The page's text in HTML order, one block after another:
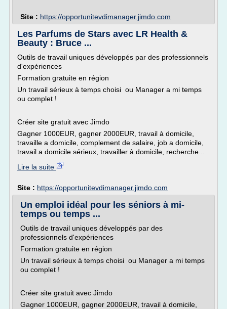
Site : https://opportunitevdimanager.jimdo.com
Les Parfums de Stars avec LR Health &
Beauty : Bruce ...
Outils de travail uniques développés par des professionnels
d'expériences
Formation gratuite en région
Un travail sérieux à temps choisi ou Manager a mi temps
ou complet !
Créer site gratuit avec Jimdo
Gagner 1000EUR, gagner 2000EUR, travail à domicile,
travaille a domicile, complement de salaire, job a domicile,
travail a domicile sérieux, travailler à domicile, recherche...
Lire la suite
Site : https://opportunitevdimanager.jimdo.com
Un emploi idéal pour les séniors à mi-
temps ou temps ...
Outils de travail uniques développés par des
professionnels d'expériences
Formation gratuite en région
Un travail sérieux à temps choisi ou Manager a mi temps
ou complet !
Créer site gratuit avec Jimdo
Gagner 1000EUR, gagner 2000EUR, travail à domicile,